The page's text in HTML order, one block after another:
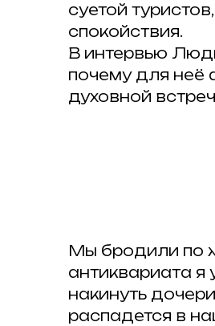
суетой
спокойствия.
В интервью
почему для неё
духовной
Мы бродили по
антиквариата
накинуть
распадется в